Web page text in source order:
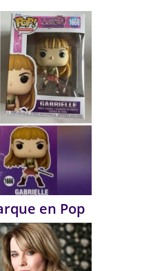
en Pop